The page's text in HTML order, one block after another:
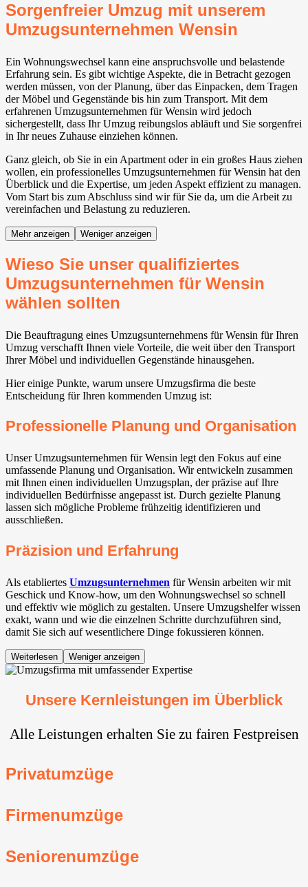
Sorgenfreier Umzug mit unserem
Umzugsunternehmen Wensin
Ein Wohnungswechsel kann eine anspruchsvolle und belastende
Erfahrung sein. Es gibt wichtige Aspekte, die in Betracht gezogen
werden müssen, von der Planung, über das Einpacken, dem Tragen
der Möbel und Gegenstände bis hin zum Transport. Mit dem
erfahrenen Umzugsunternehmen für Wensin wird jedoch
sichergestellt, dass Ihr Umzug reibungslos abläuft und Sie sorgenfrei
in Ihr neues Zuhause einziehen können.
Ganz gleich, ob Sie in ein Apartment oder in ein großes Haus ziehen
wollen, ein professionelles Umzugsunternehmen für Wensin hat den
Überblick und die Expertise, um jeden Aspekt effizient zu managen.
Vom Start bis zum Abschluss sind wir für Sie da, um die Arbeit zu
vereinfachen und Belastung zu reduzieren.
Mehr anzeigen Weniger anzeigen
Wieso Sie unser qualifiziertes
Umzugsunternehmen für Wensin
wählen sollten
Die Beauftragung eines Umzugsunternehmens für Wensin für Ihren
Umzug verschafft Ihnen viele Vorteile, die weit über den Transport
Ihrer Möbel und individuellen Gegenstände hinausgehen.
Hier einige Punkte, warum unsere Umzugsfirma die beste
Entscheidung für Ihren kommenden Umzug ist:
Professionelle Planung und Organisation
Unser Umzugsunternehmen für Wensin legt den Fokus auf eine
umfassende Planung und Organisation. Wir entwickeln zusammen
mit Ihnen einen individuellen Umzugsplan, der präzise auf Ihre
individuellen Bedürfnisse angepasst ist. Durch gezielte Planung
lassen sich mögliche Probleme frühzeitig identifizieren und
ausschließen.
Präzision und Erfahrung
Als etabliertes Umzugsunternehmen für Wensin arbeiten wir mit
Geschick und Know-how, um den Wohnungswechsel so schnell
und effektiv wie möglich zu gestalten. Unsere Umzugshelfer wissen
exakt, wann und wie die einzelnen Schritte durchzuführen sind,
damit Sie sich auf wesentlichere Dinge fokussieren können.
Weiterlesen Weniger anzeigen
Unsere Kernleistungen im Überblick
Alle Leistungen erhalten Sie zu fairen Festpreisen
Privatumzüge
Firmenumzüge
Seniorenumzüge